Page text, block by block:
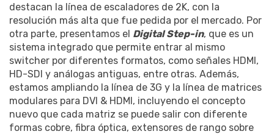
destacan la línea de escaladores de 2K, con la
resolución más alta que fue pedida por el mercado. Por
otra parte, presentamos el Digital Step-in, que es un
sistema integrado que permite entrar al mismo
switcher por diferentes formatos, como señales HDMI,
HD-SDI y análogas antiguas, entre otras. Además,
estamos ampliando la línea de 3G y la línea de matrices
modulares para DVI & HDMI, incluyendo el concepto
nuevo que cada matriz se puede salir con diferente
formas cobre, fibra óptica, extensores de rango sobre